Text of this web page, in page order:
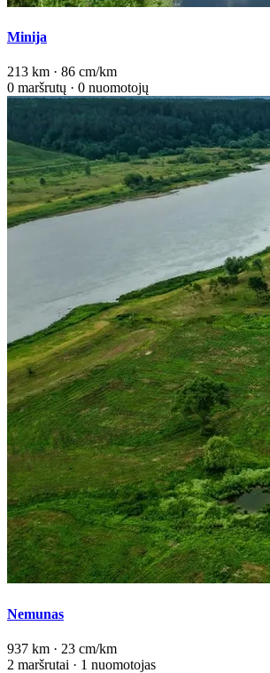
Minija
213 km · 86 cm/km
0 maršrutų · 0 nuomotojų
Nemunas
937 km · 23 cm/km
2 maršrutai · 1 nuomotojas